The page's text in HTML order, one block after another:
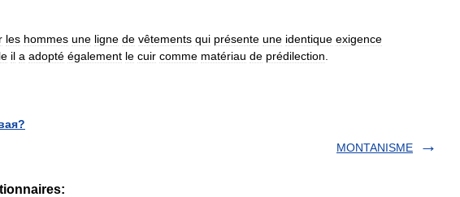
les hommes une ligne de vêtements qui présente une identique exigence
il a adopté également le cuir comme matériau de prédilection
MONTANISME